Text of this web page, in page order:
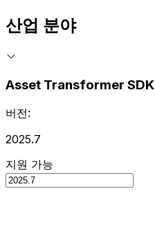
산업 분야
Asset Transformer SDK
버전:
2025.7
지원 가능